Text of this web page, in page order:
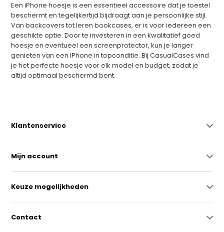
Een iPhone hoesje is een essentieel accessoire dat je toestel
beschermt en tegelijkertijd bijdraagt aan je persoonlijke stijl.
Van backcovers tot leren bookcases, er is voor iedereen een
geschikte optie. Door te investeren in een kwalitatief goed
hoesje en eventueel een screenprotector, kun je langer
genieten van een iPhone in topconditie. Bij CasualCases vind
je het perfecte hoesje voor elk model en budget, zodat je
altijd optimaal beschermd bent.
Klantenservice
Mijn account
Keuze mogelijkheden
Contact